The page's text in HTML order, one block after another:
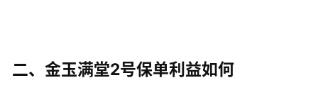
二、金玉满堂2号保单利益如何